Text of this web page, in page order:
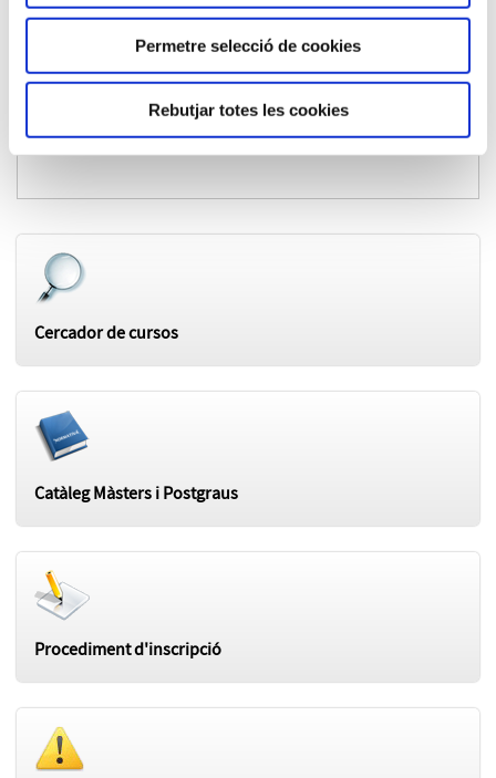
Permetre selecció de cookies
Rebutjar totes les cookies
fer por / fàstic / pànic / mandra / vergonya
política
l'educació
Cercador de cursos
Catàleg Màsters i Postgraus
Procediment d'inscripció